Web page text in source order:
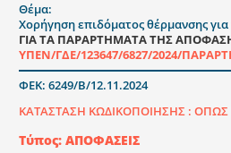
Θέμα:
Χορήγηση επιδόματος θέρμανσης
ΓΙΑ ΤΑ ΠΑΡΑΡΤΗΜΑΤΑ ΤΗΣ
ΥΠΕΝ/ΓΔΕ/123647/6827/2024/
ΦΕΚ: 6249/Β/12.11.2024
ΚΑΤΑΣΤΑΣΗ ΚΩΔΙΚΟΠΟΙΗΣΗΣ : ΟΠΩΣ
Τύπος: ΑΠΟΦΑΣΕΙΣ